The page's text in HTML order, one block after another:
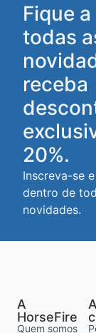
Fique
todas
receba
20%.
Inscreva-se
dentro de
novidades.
A
HorseFire
Quem somos